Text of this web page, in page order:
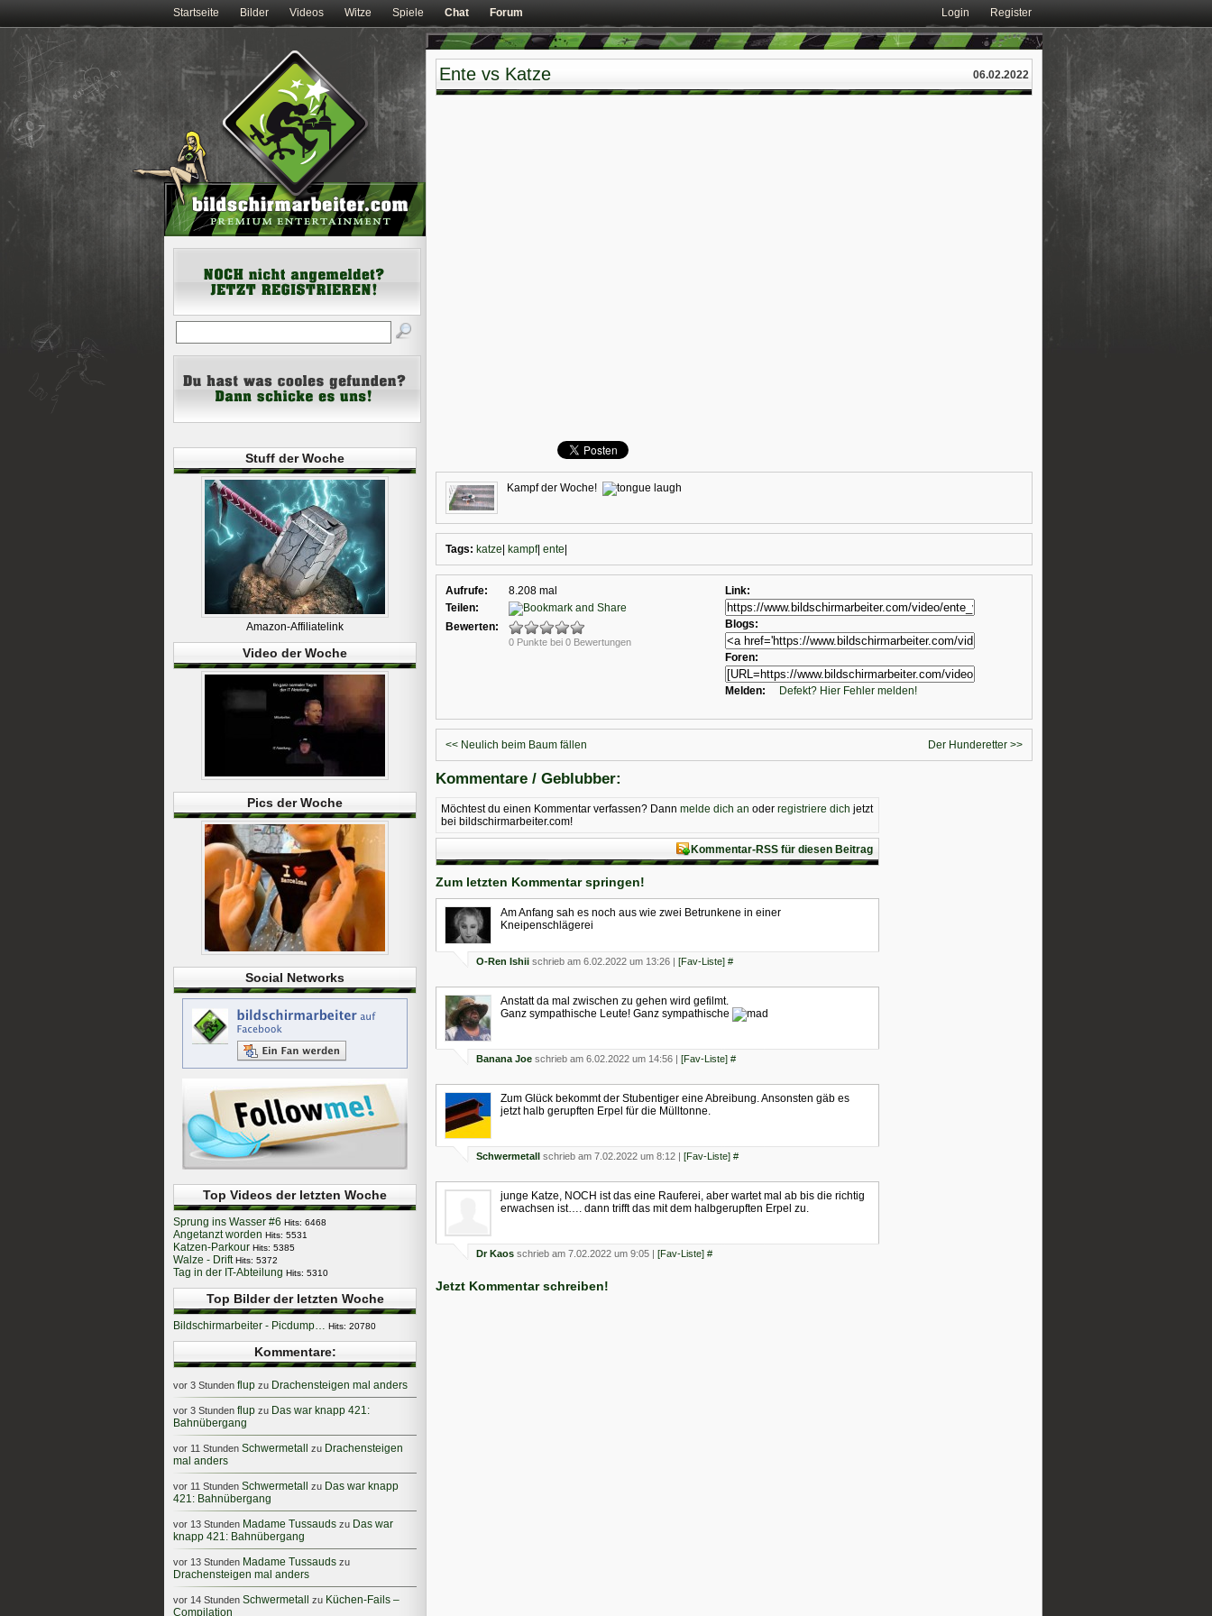
Startseite Bilder Videos Witze Spiele Chat Forum Login Register
06.02.2022
Ente vs Katze
Kampf der Woche!
Tags: katze kampf| ente
Aufrufe:
8.208 mal
Teilen:
Bewerten:
0 Punkte bei 0 Bewertungen
Link:
Blogs:
Foren:
Melden: Defekt? Hier Fehler melden!
<< Neulich beim Baum fällen Der Hunderetter >>
Kommentare / Geblubber:
Möchtest du einen Kommentar verfassen? Dann melde dich an oder registriere dich jetzt
bei bildschirmarbeiter.com!
Kommentar-RSS für diesen Beitrag
Zum letzten Kommentar springen!
Am Anfang sah es noch aus wie zwei Betrunkene in einer
Kneipenschlägerei
O-Ren Ishii schrieb am 6.02.2022 um 13:26 | [Fav-Liste] #
Anstatt da mal zwischen zu gehen wird gefilmt.
Ganz sympathische Leute! Ganz sympathische
Banana Joe schrieb am 6.02.2022 um 14:56 | [Fav-Liste] #
Zum Glück bekommt der Stubentiger eine Abreibung. Ansonsten gäb es
jetzt halb gerupften Erpel für die Mülltonne.
Schwermetall schrieb am 7.02.2022 um 8:12 | [Fav-Liste] #
junge Katze, NOCH ist das eine Rauferei, aber wartet mal ab bis die richtig
erwachsen ist…. dann trifft das mit dem halbgerupften Erpel zu.
Dr Kaos schrieb am 7.02.2022 um 9:05 | [Fav-Liste] #
Jetzt Kommentar schreiben!
Stuff der Woche
Amazon-Affiliatelink
Video der Woche
Pics der Woche
Social Networks
Top Videos der letzten Woche
Sprung ins Wasser #6 Hits: 6468
Angetanzt worden Hits: 5531
Katzen-Parkour Hits: 5385
Walze - Drift Hits: 5372
Tag in der IT-Abteilung Hits: 5310
Top Bilder der letzten Woche
Bildschirmarbeiter - Picdump… Hits: 20780
Kommentare:
vor 3 Stunden flup zu Drachensteigen mal anders
vor 3 Stunden flup zu Das war knapp 421:
Bahnübergang
vor 11 Stunden Schwermetall zu Drachensteigen
mal anders
vor 11 Stunden Schwermetall zu Das war knapp
421: Bahnübergang
vor 13 Stunden Madame Tussauds zu Das war
knapp 421: Bahnübergang
vor 13 Stunden Madame Tussauds zu
Drachensteigen mal anders
vor 14 Stunden Schwermetall zu Küchen-Fails –
Compilation